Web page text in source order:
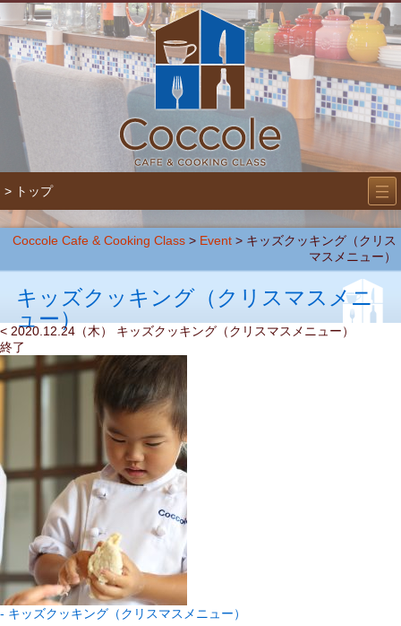
> トップ ―
―
―
Coccole Cafe & Cooking Class > Event > キッズクッキング（クリス
マスメニュー）
キッズクッキング（クリスマスメニ
ュー）
< 2020.12.24（木） キッズクッキング（クリスマスメニュー）
終了
キッズクッキング（クリスマスメニュー）